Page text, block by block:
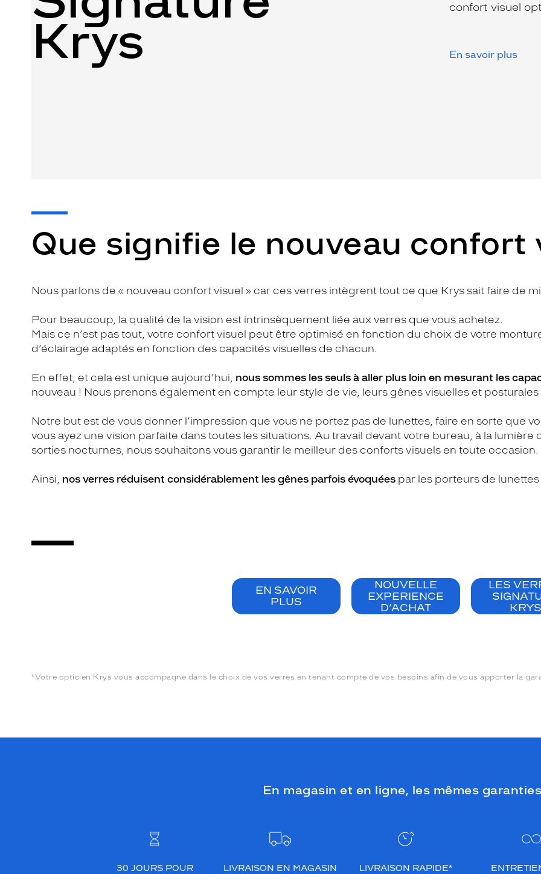
Krys
confort visuel
En savoir plus
Que signifie le nouveau confort
Nous parlons de « nouveau confort visuel » car ces verres intègrent tout ce que Krys sait faire de
Pour beaucoup, la qualité de la vision est intrinsèquement liée aux verres que vous achetez.
Mais ce n’est pas tout, votre confort visuel peut être optimisé en fonction du choix de votre
d’éclairage adaptés en fonction des capacités visuelles de chacun.
En effet, et cela est unique aujourd’hui, nous sommes les seuls à aller plus loin en mesurant les
nouveau ! Nous prenons également en compte leur style de vie, leurs gênes visuelles et
Notre but est de vous donner l’impression que vous ne portez pas de lunettes, faire en sorte que
vous ayez une vision parfaite dans toutes les situations. Au travail devant votre bureau, à la
sorties nocturnes, nous souhaitons vous garantir le meilleur des conforts visuels en toute occasion.
Ainsi, nos verres réduisent considérablement les gênes parfois évoquées par les porteurs de
EN SAVOIR
PLUS
NOUVELLE
EXPERIENCE
D’ACHAT
LES
KRYS
*Votre opticien Krys vous accompagne dans le choix de vos verres en tenant compte de vos besoins afin de vous apporter la
En magasin et en ligne, les mêmes
30 JOURS POUR
LIVRAISON EN MAGASIN
LIVRAISON RAPIDE*